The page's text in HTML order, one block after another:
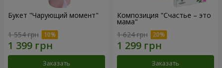
Букет "Чарующий момент"
1 554 грн
Заказать
Композиция "Счастье – это
мама"
1 624 грн
Заказать